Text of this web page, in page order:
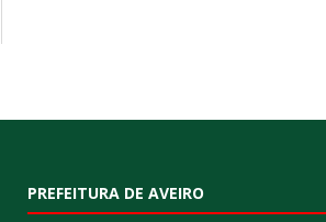
PREFEITURA DE AVEIRO